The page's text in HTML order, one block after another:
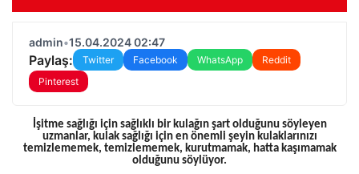
admin•15.04.2024 02:47
Paylaş: Twitter Facebook WhatsApp
Reddit
Pinterest
İşitme sağlığı için sağlıklı bir kulağın şart olduğunu söyleyen
uzmanlar, kulak sağlığı için en önemli şeyin kulaklarınızı
temizlememek, temizlememek, kurutmamak, hatta kaşımamak
olduğunu söylüyor.